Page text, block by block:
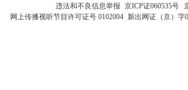
违法和不良信息举报 京ICP证060535号
网上传播视听节目许可证号 0102004 新出网证（京）